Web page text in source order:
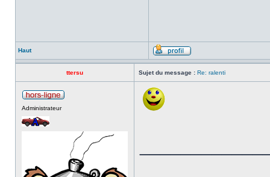
Haut
ttersu Sujet du message : Re: ralenti
Administrateur